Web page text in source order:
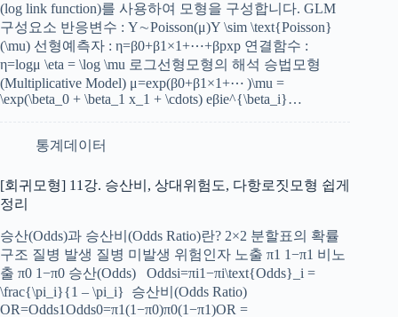
(log link function)를 사용하여 모형을 구성합니다. GLM
구성요소 반응변수 : Y∼Poisson(μ)Y \sim \text{Poisson}
(\mu) 선형예측자 : η=β0+β1×1+⋯+βpxp 연결함수 :
η=log⁡μ \eta = \log \mu 로그선형모형의 해석 승법모형
(Multiplicative Model) μ=exp⁡(β0+β1×1+⋯ )\mu =
\exp(\beta_0 + \beta_1 x_1 + \cdots) eβie^{\beta_i}…
통계데이터
[회귀모형] 11강. 승산비, 상대위험도, 다항로짓모형 쉽게
정리
승산(Odds)과 승산비(Odds Ratio)란? 2×2 분할표의 확률
구조 질병 발생 질병 미발생 위험인자 노출 π1 1−π1 비노
출 π0 1−π0 승산(Odds) Oddsi=πi1−πi\text{Odds}_i =
\frac{\pi_i}{1 – \pi_i} ​​ 승산비(Odds Ratio)
OR=Odds1Odds0=π1(1−π0)π0(1−π1)OR =